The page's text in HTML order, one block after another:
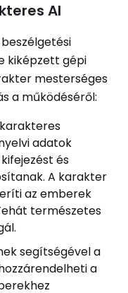
AI
kiképzett gépi
mesterséges
a működéséről:
adatok
és
A karakter
az emberek
természetes
segítségével a
a